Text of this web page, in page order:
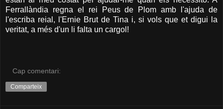
Ferrallàndia regna el rei Peus de Plom amb l'ajuda de
l'escriba reial, l'Ernie Brut de Tina i, si vols que et digui la
veritat, a més d'un li falta un cargol!
Cap comentari:
Comparteix